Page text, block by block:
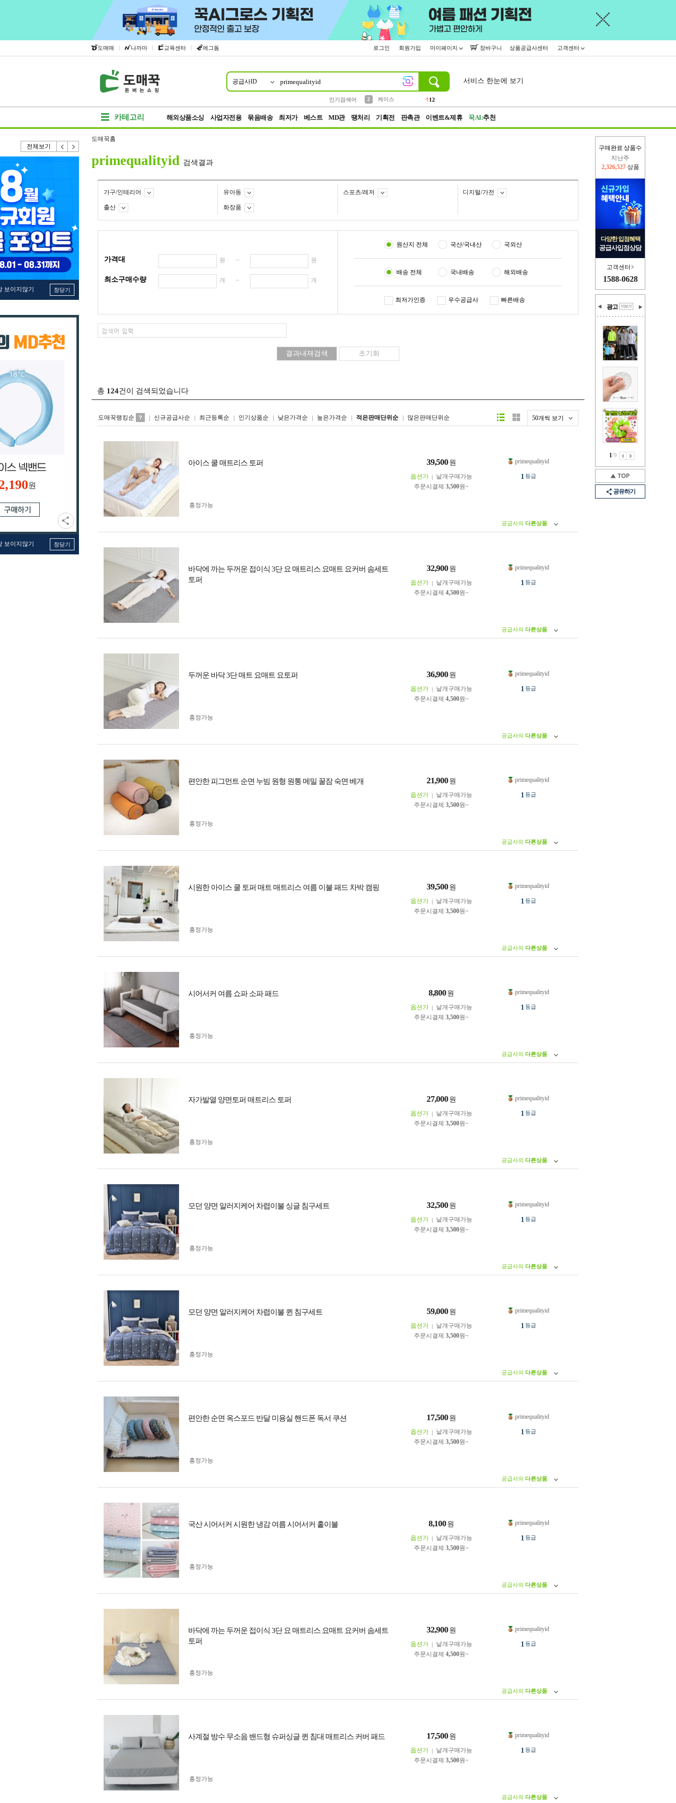
도매매 | 나까마 | 교육센터 | 에그돔 로그인 회원가입 마이페이지 장바구니 상품공급사센터 고객센터
공급사ID
인기검색어
2
케이스
12
서비스 한눈에 보기
카테고리 해외상품소싱 사업자전용 묶음배송 최저가 베스트 MD관 땡처리 기획전 판촉관 이벤트&제휴 꾹AI:추천
전체보기
보이지않기 창닫기
원
보이지않기 창닫기
구매완료 상품수
지난주
2,326,527 상품
다양한 입점혜택
공급사입점상담
고객센터
1588-0628
광고
1/9
공유하기
도매꾹홈
primequalityid 검색결과
가구/인테리어 유아동 스포츠/레저 디지털/가전
출산 화장품
가격대 원 ~ 원
최소구매수량 개 ~ 개
원산지 전체 국산/국내산 국외산
배송 전체 국내배송 해외배송
최저가인증 우수공급사 빠른배송
총 124건이 검색되었습니다
도매꾹랭킹순 신규공급사순 최근등록순 인기상품순 낮은가격순 높은가격순 적은판매단위순 많은판매단위순 50개씩 보기
리스트형갤러리형
아이스 쿨 매트리스 토퍼 39,500 원
옵션가
낱개구매가능
주문시결제 3,500원~
흥정가능
primequalityid
1 등급
공급사의 다른상품
바닥에 까는 두꺼운 접이식 3단 요 매트리스 요매트 요커버 솜세트
토퍼
32,900 원
옵션가
낱개구매가능
주문시결제 4,500원~
primequalityid
1 등급
공급사의 다른상품
두꺼운 바닥 3단 매트 요매트 요토퍼 36,900 원
옵션가
낱개구매가능
주문시결제 4,500원~
흥정가능
primequalityid
1 등급
공급사의 다른상품
편안한 피그먼트 순면 누빔 원형 원통 메밀 꿀잠 숙면 베개 21,900 원
옵션가
낱개구매가능
주문시결제 3,500원~
흥정가능
primequalityid
1 등급
공급사의 다른상품
시원한 아이스 쿨 토퍼 매트 매트리스 여름 이불 패드 차박 캠핑 39,500 원
옵션가
낱개구매가능
주문시결제 3,500원~
흥정가능
primequalityid
1 등급
공급사의 다른상품
시어서커 여름 쇼파 소파 패드 8,800 원
옵션가
낱개구매가능
주문시결제 3,500원~
흥정가능
primequalityid
1 등급
공급사의 다른상품
자가발열 양면토퍼 매트리스 토퍼 27,000 원
옵션가
낱개구매가능
주문시결제 3,500원~
흥정가능
primequalityid
1 등급
공급사의 다른상품
모던 양면 알러지케어 차렵이불 싱글 침구세트 32,500 원
옵션가
낱개구매가능
주문시결제 3,500원~
흥정가능
primequalityid
1 등급
공급사의 다른상품
모던 양면 알러지케어 차렵이불 퀸 침구세트 59,000 원
옵션가
낱개구매가능
주문시결제 3,500원~
흥정가능
primequalityid
1 등급
공급사의 다른상품
편안한 순면 옥스포드 반달 미용실 핸드폰 독서 쿠션 17,500 원
옵션가
낱개구매가능
주문시결제 3,500원~
흥정가능
primequalityid
1 등급
공급사의 다른상품
국산 시어서커 시원한 냉감 여름 시어서커 홑이불 8,100 원
옵션가
낱개구매가능
주문시결제 3,500원~
흥정가능
primequalityid
1 등급
공급사의 다른상품
바닥에 까는 두꺼운 접이식 3단 요 매트리스 요매트 요커버 솜세트
토퍼
32,900 원
옵션가
낱개구매가능
주문시결제 4,500원~
흥정가능
primequalityid
1 등급
공급사의 다른상품
사계절 방수 무소음 밴드형 슈퍼싱글 퀸 침대 매트리스 커버 패드 17,500 원
옵션가
낱개구매가능
주문시결제 3,500원~
흥정가능
primequalityid
1 등급
공급사의 다른상품